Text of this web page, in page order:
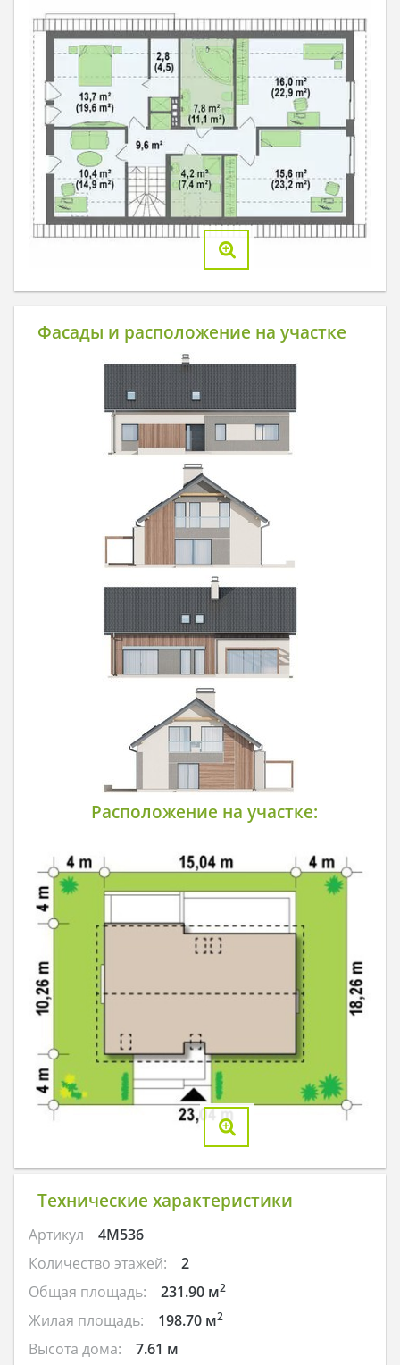
Фасады и расположение на участке
Расположение на участке:
Технические характеристики
Артикул
4M536
Количество этажей:
2
Общая площадь:
231.90 м2
Жилая площадь: 198.70 м2
Высота дома: 7.61 м